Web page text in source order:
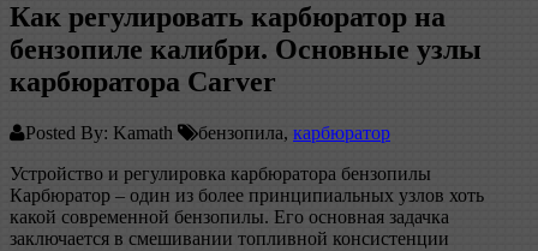
Как регулировать карбюратор на
бензопиле калибри. Основные узлы
карбюратора Carver
Posted By: Kamath бензопила, карбюратор
Устройство и регулировка карбюратора бензопилы
Карбюратор – один из более принципиальных узлов хоть
какой современной бензопилы. Его основная задачка
заключается в смешивании топливной консистенции